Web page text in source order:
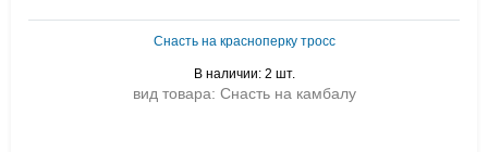
Снасть на красноперку тросс
В наличии: 2 шт.
вид товара: Снасть на камбалу